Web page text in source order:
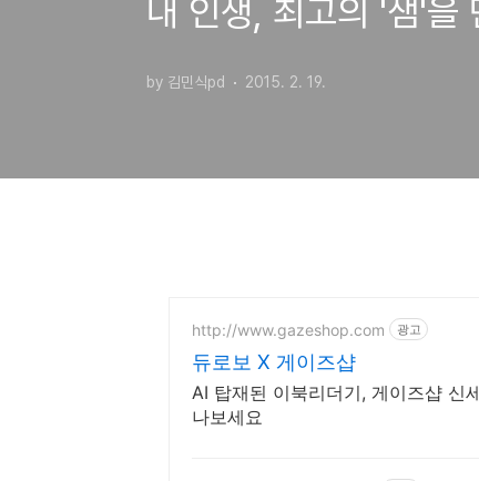
내 인생, 최고의 '샘'을
by 김민식pd 2015. 2. 19.
http://www.gazeshop.com 광고
듀로보 X 게이즈샵
AI 탑재된 이북리더기, 게이즈샵 신
나보세요